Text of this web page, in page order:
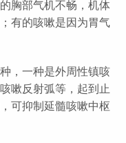
胸部气机不畅，机体
有的咳嗽是因为胃气
，一种是外周性镇咳
嗽反射弧等，起到止
可抑制延髓咳嗽中枢